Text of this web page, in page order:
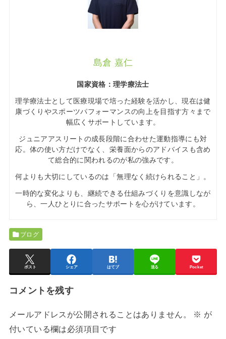
島倉 嘉仁
国家資格：理学療法士
理学療法士として医療現場で培った経験を活かし、現在は健
康づくりやスポーツパフォーマンスの向上を目指す方々まで
幅広くサポートしています。
ジュニアアスリートの成長段階に合わせた運動指導にも対
応。体の使い方だけでなく、栄養面からのアドバイスも含め
て総合的に関われるのが私の強みです。
何よりも大切にしているのは「無理なく続けられること」。
一時的な変化よりも、継続できる仕組みづくりを意識しなが
ら、一人ひとりに合ったサポートを心がけています。
ブログ
ポスト シェア はてブ 送る Pocket
コメントを残す
メールアドレスが公開されることはありません。 ※ が
付いている欄は必須項目です